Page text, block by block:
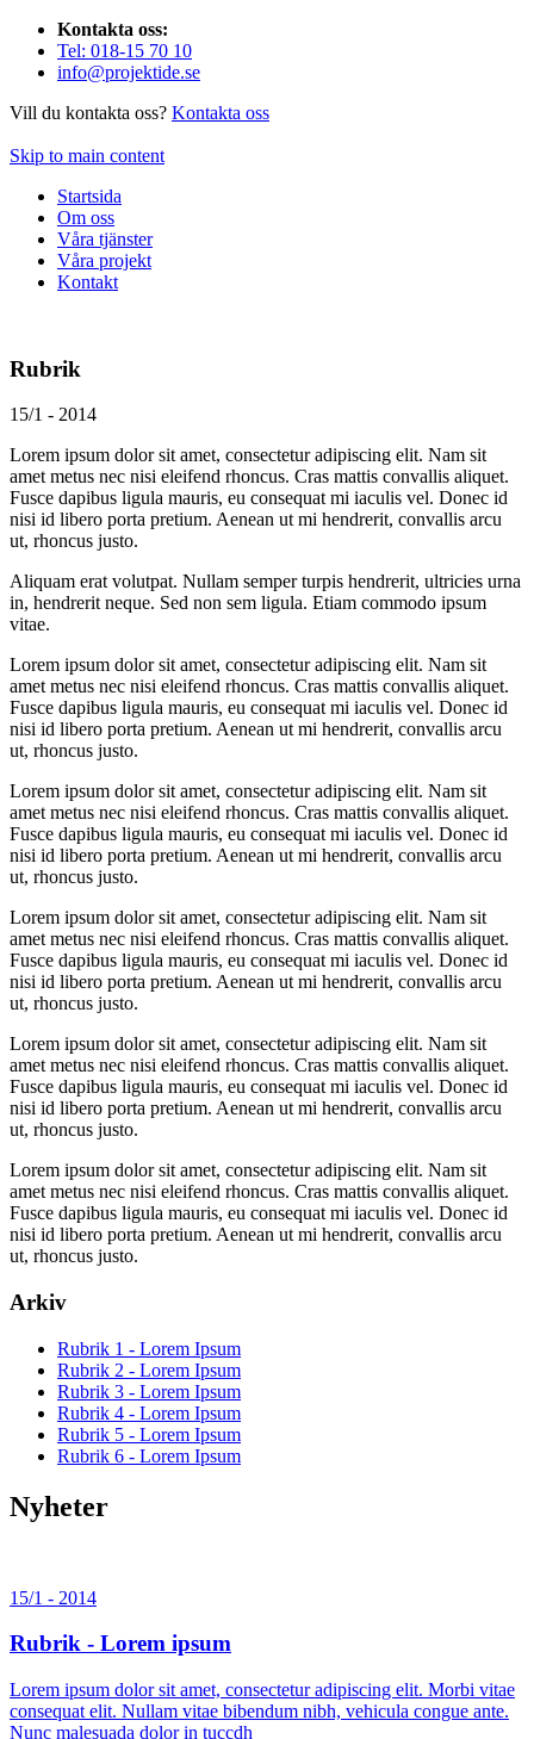
Kontakta oss:
Tel: 018-15 70 10
info@projektide.se
Vill du kontakta oss? Kontakta oss
Skip to main content
Startsida
Om oss
Våra tjänster
Våra projekt
Kontakt
Rubrik
15/1 - 2014
Lorem ipsum dolor sit amet, consectetur adipiscing elit. Nam sit
amet metus nec nisi eleifend rhoncus. Cras mattis convallis aliquet.
Fusce dapibus ligula mauris, eu consequat mi iaculis vel. Donec id
nisi id libero porta pretium. Aenean ut mi hendrerit, convallis arcu
ut, rhoncus justo.
Aliquam erat volutpat. Nullam semper turpis hendrerit, ultricies urna
in, hendrerit neque. Sed non sem ligula. Etiam commodo ipsum
vitae.
Lorem ipsum dolor sit amet, consectetur adipiscing elit. Nam sit
amet metus nec nisi eleifend rhoncus. Cras mattis convallis aliquet.
Fusce dapibus ligula mauris, eu consequat mi iaculis vel. Donec id
nisi id libero porta pretium. Aenean ut mi hendrerit, convallis arcu
ut, rhoncus justo.
Lorem ipsum dolor sit amet, consectetur adipiscing elit. Nam sit
amet metus nec nisi eleifend rhoncus. Cras mattis convallis aliquet.
Fusce dapibus ligula mauris, eu consequat mi iaculis vel. Donec id
nisi id libero porta pretium. Aenean ut mi hendrerit, convallis arcu
ut, rhoncus justo.
Lorem ipsum dolor sit amet, consectetur adipiscing elit. Nam sit
amet metus nec nisi eleifend rhoncus. Cras mattis convallis aliquet.
Fusce dapibus ligula mauris, eu consequat mi iaculis vel. Donec id
nisi id libero porta pretium. Aenean ut mi hendrerit, convallis arcu
ut, rhoncus justo.
Lorem ipsum dolor sit amet, consectetur adipiscing elit. Nam sit
amet metus nec nisi eleifend rhoncus. Cras mattis convallis aliquet.
Fusce dapibus ligula mauris, eu consequat mi iaculis vel. Donec id
nisi id libero porta pretium. Aenean ut mi hendrerit, convallis arcu
ut, rhoncus justo.
Lorem ipsum dolor sit amet, consectetur adipiscing elit. Nam sit
amet metus nec nisi eleifend rhoncus. Cras mattis convallis aliquet.
Fusce dapibus ligula mauris, eu consequat mi iaculis vel. Donec id
nisi id libero porta pretium. Aenean ut mi hendrerit, convallis arcu
ut, rhoncus justo.
Arkiv
Rubrik 1 - Lorem Ipsum
Rubrik 2 - Lorem Ipsum
Rubrik 3 - Lorem Ipsum
Rubrik 4 - Lorem Ipsum
Rubrik 5 - Lorem Ipsum
Rubrik 6 - Lorem Ipsum
Nyheter
15/1 - 2014
Rubrik - Lorem ipsum
Lorem ipsum dolor sit amet, consectetur adipiscing elit. Morbi vitae
consequat elit. Nullam vitae bibendum nibh, vehicula congue ante.
Nunc malesuada dolor in tuccdh